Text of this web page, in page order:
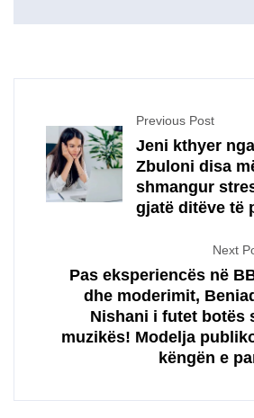
Previous Post
Jeni kthyer
Zbuloni disa
shmangur
gjatë ditëve të
Next
Pas eksperiencës në
dhe moderimit,
Nishani i futet botës
muzikës! Modelja
këngën e